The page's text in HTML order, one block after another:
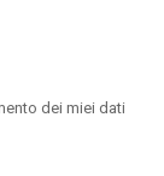
dei miei dati